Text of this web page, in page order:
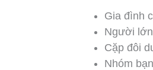
Gia đình
Người
Cặp đôi
Nhóm bạn